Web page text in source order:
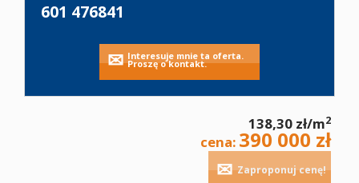
601 476841
Interesuje mnie ta oferta.
Proszę o kontakt.
138,30 zł/m2
cena: 390 000 zł
Zaproponuj cenę!